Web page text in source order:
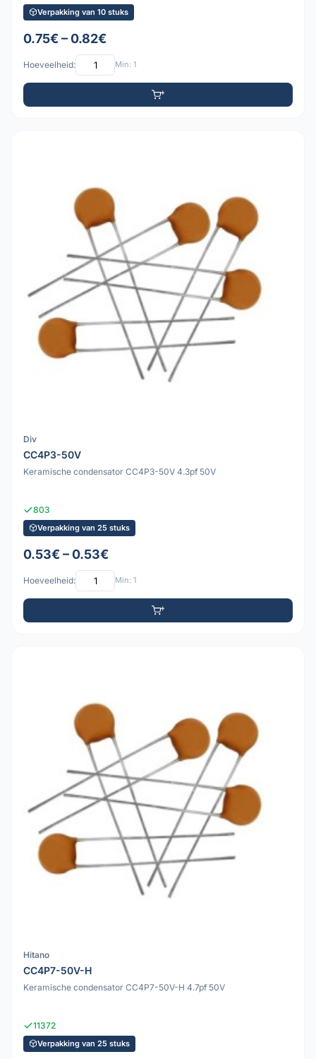
Verpakking van 10 stuks
0.75€ – 0.82€
Hoeveelheid: Min: 1
Div
CC4P3-50V
Keramische condensator CC4P3-50V 4.3pf 50V
803
Verpakking van 25 stuks
0.53€ – 0.53€
Hoeveelheid: Min: 1
Hitano
CC4P7-50V-H
Keramische condensator CC4P7-50V-H 4.7pf 50V
11372
Verpakking van 25 stuks